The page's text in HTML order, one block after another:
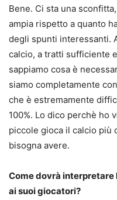
Bene. Ci sta una
ampia rispetto a quanto
degli spunti interessanti.
calcio, a tratti sufficiente
sappiamo cosa è
siamo completamente
che è estremamente
100%. Lo dico perchè ho
piccole gioca il calcio più
bisogna avere.
Come dovrà interpretare
ai suoi giocatori?